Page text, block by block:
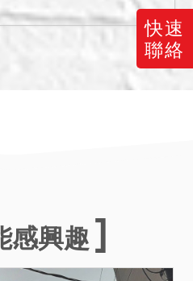
快速
聯絡
以此為由聲請減少價
請撤銷拍定。
本案查封筆錄記載，
為無人居住之空屋，
車位位於地下一樓，
理員表示無法確認債
停車位編號，經命債
感興趣